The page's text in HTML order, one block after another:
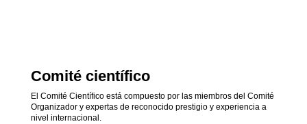
Comité científico
El Comité Científico está compuesto por las miembros del Comité
Organizador y expertas de reconocido prestigio y experiencia a
nivel internacional.